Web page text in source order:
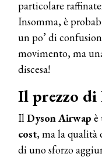
particolare
Insomma, è
un po’ di
movimento, ma
discesa!
Il prezzo
IlDyson Airwap è
cost, ma la qualità
di uno sforzo
Continua la
Cotril alla Festa
TONI&GUY
A Natale regala
TONI&GUY
LABEL.M lancia
eco-sostenibile
professionali